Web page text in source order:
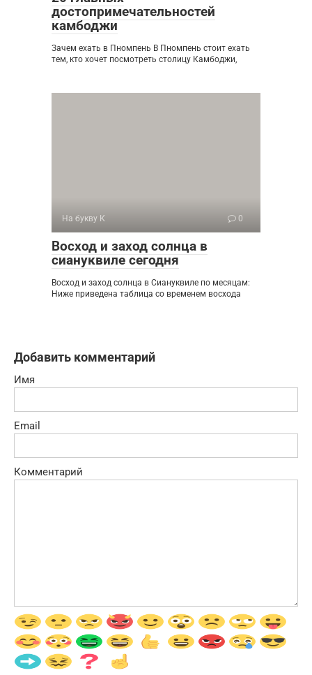
достопримечательностей
камбоджи
Зачем ехать в Пномпень В Пномпень стоит ехать
тем, кто хочет посмотреть столицу Камбоджи,
На букву К 0
Восход и заход солнца в
сиануквиле сегодня
Восход и заход солнца в Сиануквиле по месяцам:
Ниже приведена таблица со временем восхода
Добавить комментарий
Имя
Email
Комментарий